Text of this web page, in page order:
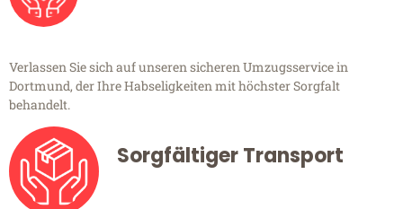
Verlassen Sie sich auf unseren sicheren Umzugsservice in
Dortmund, der Ihre Habseligkeiten mit höchster Sorgfalt
behandelt.
Sorgfältiger Transport